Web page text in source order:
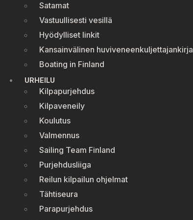
Satamat
Vastuullisesti vesillä
Hyödylliset linkit
Kansainvälinen huviveneenkuljettajankirja
Boating in Finland
URHEILU
Kilpapurjehdus
Kilpaveneily
Koulutus
Valmennus
Sailing Team Finland
Purjehdusliiga
Reilun kilpailun ohjelmat
Tähtiseura
Parapurjehdus